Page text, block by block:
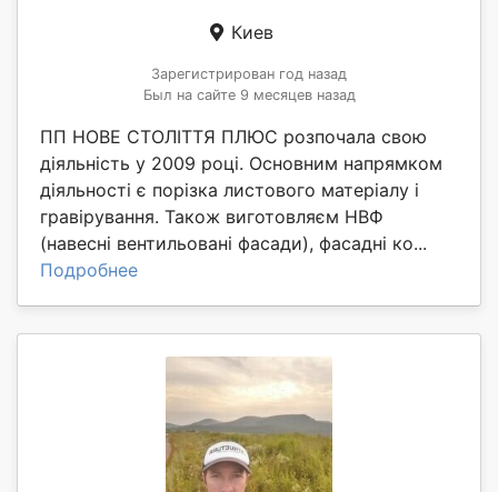
Киев
Зарегистрирован год назад
Был на сайте 9 месяцев назад
ПП НОВЕ СТОЛІТТЯ ПЛЮС розпочала свою
діяльність у 2009 році. Основним напрямком
діяльності є порізка листового матеріалу і
гравірування. Також виготовляєм НВФ
(навесні вентильовані фасади), фасадні ко...
Подробнее